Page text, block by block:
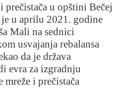
u opštini Bečej
u aprilu 2021. godine
Mali na sednici
usvajanja rebalansa
da je država
evra za izgradnju
mreže i prečistača